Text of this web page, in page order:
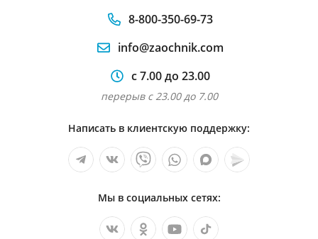
8-800-350-69-73
info@zaochnik.com
с 7.00 до 23.00
перерыв с 23.00 до 7.00
Написать в клиентскую поддержку:
Мы в социальных сетях: